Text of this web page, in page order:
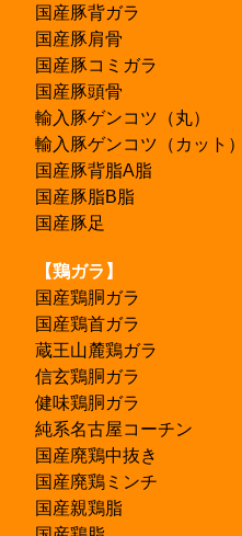
国産豚背ガラ
国産豚肩骨
国産豚コミガラ
国産豚頭骨
輸入豚ゲンコツ（丸）
輸入豚ゲンコツ（カット）
国産豚背脂A脂
国産豚脂B脂
国産豚足
【鶏ガラ】
国産鶏胴ガラ
国産鶏首ガラ
蔵王山麓鶏ガラ
信玄鶏胴ガラ
健味鶏胴ガラ
純系名古屋コーチン
国産廃鶏中抜き
国産廃鶏ミンチ
国産親鶏脂